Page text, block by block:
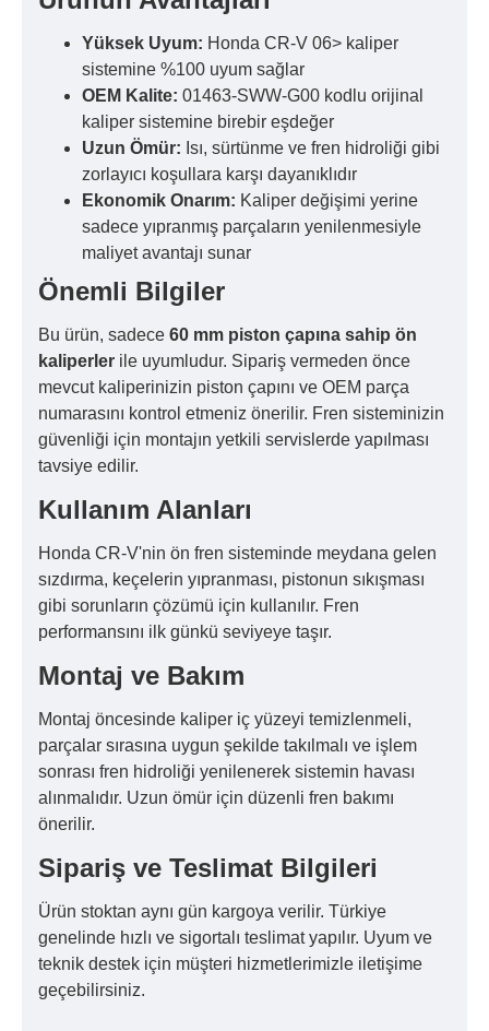
Yüksek Uyum: Honda CR-V 06> kaliper
sistemine %100 uyum sağlar
OEM Kalite: 01463-SWW-G00 kodlu orijinal
kaliper sistemine birebir eşdeğer
Uzun Ömür: Isı, sürtünme ve fren hidroliği gibi
zorlayıcı koşullara karşı dayanıklıdır
Ekonomik Onarım: Kaliper değişimi yerine
sadece yıpranmış parçaların yenilenmesiyle
maliyet avantajı sunar
Önemli Bilgiler
Bu ürün, sadece 60 mm piston çapına sahip ön
kaliperler ile uyumludur. Sipariş vermeden önce
mevcut kaliperinizin piston çapını ve OEM parça
numarasını kontrol etmeniz önerilir. Fren sisteminizin
güvenliği için montajın yetkili servislerde yapılması
tavsiye edilir.
Kullanım Alanları
Honda CR-V'nin ön fren sisteminde meydana gelen
sızdırma, keçelerin yıpranması, pistonun sıkışması
gibi sorunların çözümü için kullanılır. Fren
performansını ilk günkü seviyeye taşır.
Montaj ve Bakım
Montaj öncesinde kaliper iç yüzeyi temizlenmeli,
parçalar sırasına uygun şekilde takılmalı ve işlem
sonrası fren hidroliği yenilenerek sistemin havası
alınmalıdır. Uzun ömür için düzenli fren bakımı
önerilir.
Sipariş ve Teslimat Bilgileri
Ürün stoktan aynı gün kargoya verilir. Türkiye
genelinde hızlı ve sigortalı teslimat yapılır. Uyum ve
teknik destek için müşteri hizmetlerimizle iletişime
geçebilirsiniz.